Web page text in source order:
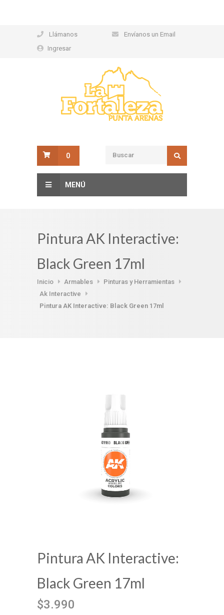
Llámanos
Envíanos un Email
Ingresar
0
MENÚ
Pintura AK Interactive:
Black Green 17ml
Inicio Armables
Pinturas y Herramientas
Ak Interactive
Pintura AK Interactive: Black Green 17ml
Pintura AK Interactive:
Black Green 17ml
$3.990